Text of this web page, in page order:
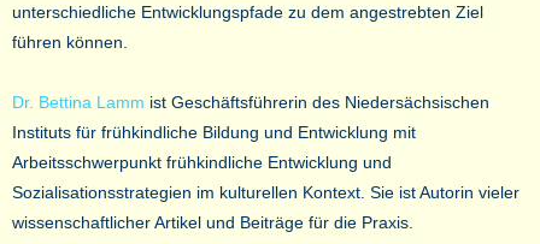
unterschiedliche Entwicklungspfade zu dem angestrebten Ziel
führen können.
Dr. Bettina Lamm ist Geschäftsführerin des Niedersächsischen
Instituts für frühkindliche Bildung und Entwicklung mit
Arbeitsschwerpunkt frühkindliche Entwicklung und
Sozialisationsstrategien im kulturellen Kontext. Sie ist Autorin vieler
wissenschaftlicher Artikel und Beiträge für die Praxis.